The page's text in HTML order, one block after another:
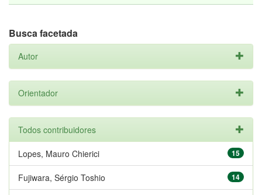
Busca facetada
Autor
Orientador
Todos contribuidores
15
Lopes, Mauro Chierici
14
Fujiwara, Sérgio Toshio